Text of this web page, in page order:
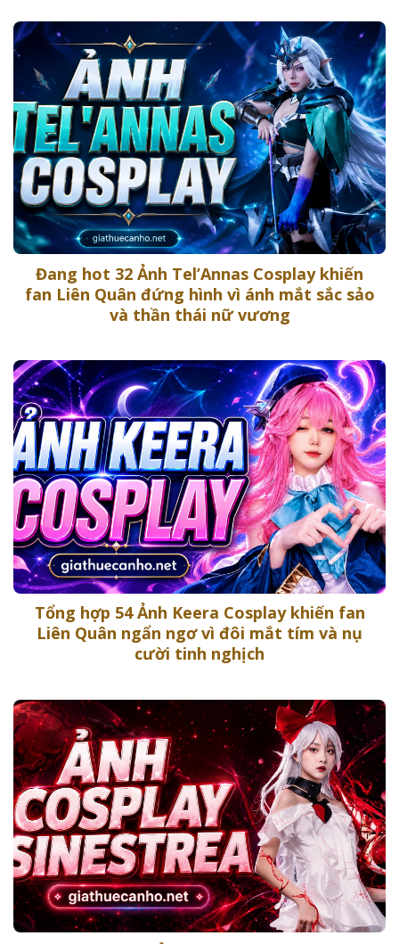
Đang hot 32 Ảnh Tel’Annas Cosplay khiến
fan Liên Quân đứng hình vì ánh mắt sắc sảo
và thần thái nữ vương
Tổng hợp 54 Ảnh Keera Cosplay khiến fan
Liên Quân ngẩn ngơ vì đôi mắt tím và nụ
cười tinh nghịch